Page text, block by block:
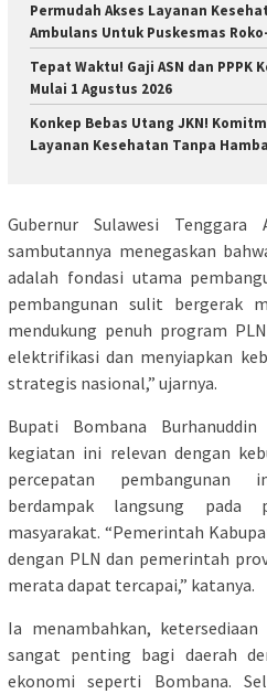
Permudah Akses Layanan
Ambulans Untuk Puskesmas
Tepat Waktu! Gaji ASN dan PPPK
Mulai 1 Agustus 2026
Konkep Bebas Utang JKN!
Layanan Kesehatan Tanpa
Gubernur Sulawesi Tenggara
sambutannya menegaskan
adalah fondasi utama
pembangunan sulit bergerak
mendukung penuh program
elektrifikasi dan menyiapkan
strategis nasional,” ujarnya.
Bupati Bombana
kegiatan ini relevan dengan
percepatan
berdampak langsung pada
masyarakat. “Pemerintah
dengan PLN dan pemerintah
merata dapat tercapai,” katanya.
Ia menambahkan,
sangat penting bagi daerah
ekonomi seperti Bombana.